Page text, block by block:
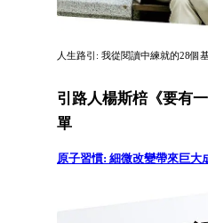
人生路引: 我從閱讀中練就的28個
引路人楊斯棓《要有
單
原子習慣: 細微改變帶來巨大